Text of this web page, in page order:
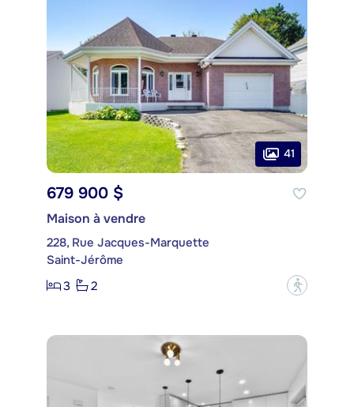
41
679 900 $
Maison à vendre
228, Rue Jacques-Marquette
Saint-Jérôme
3
2 ?